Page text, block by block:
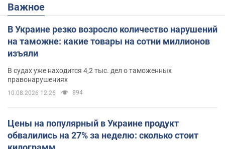
Важное
В Украине резко возросло количество нарушений
на таможне: какие товары на сотни миллионов
изъяли
В судах уже находится 4,2 тыс. дел о таможенных
правонарушениях
10.08.2026 12:26 894
Цены на популярный в Украине продукт
обвалились на 27% за неделю: сколько стоит